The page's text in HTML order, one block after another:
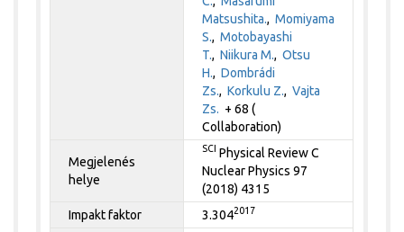
Matsushita.,Momiyama
S.,Motobayashi
T.,Niikura M.,Otsu
H.,Dombrádi
Zs.,Korkulu Z.,Vajta
Zs. + 68 (
Collaboration)
Megjelenés
helye
SCI Physical Review C
Nuclear Physics 97
(2018) 4315
Impakt faktor
3.3042017